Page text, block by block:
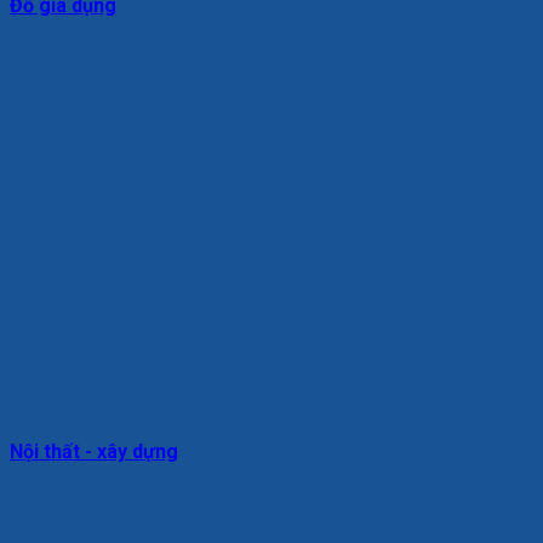
Đồ gia dụng
Nội thất - xây dựng